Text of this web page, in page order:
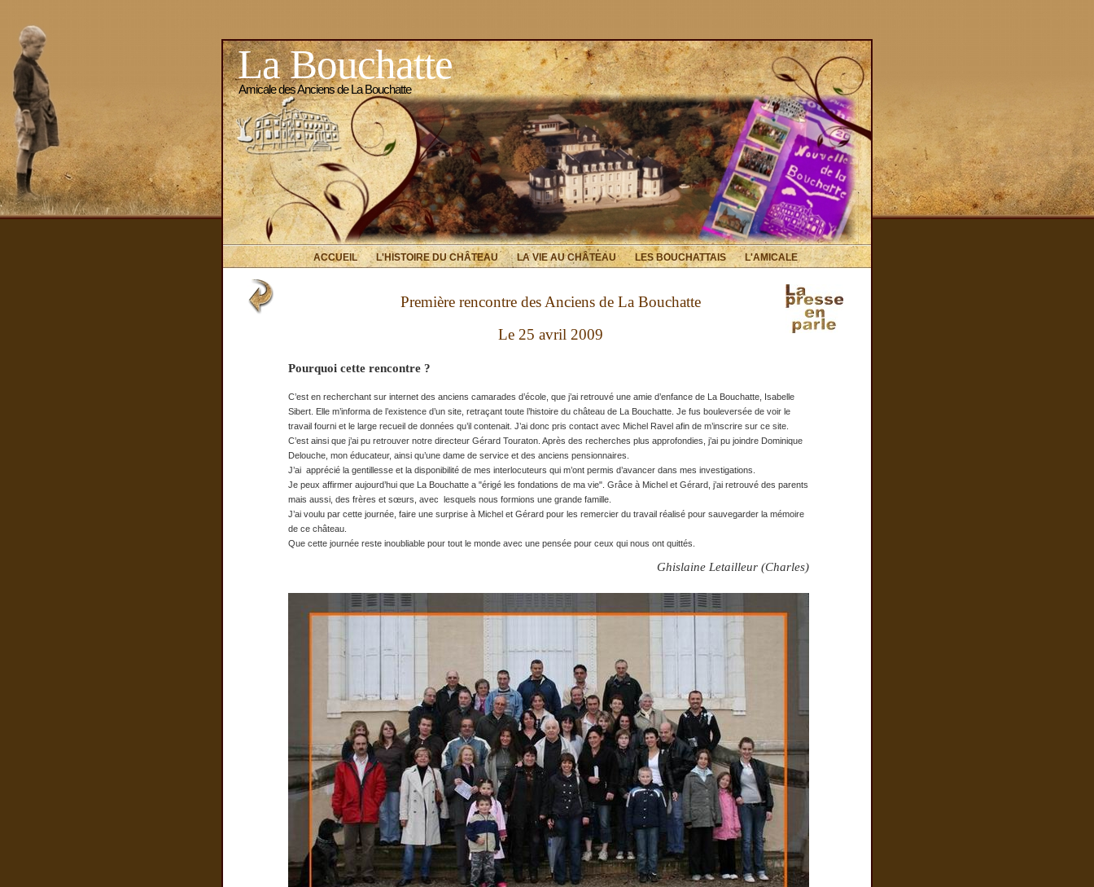
La Bouchatte
Amicale des Anciens de La Bouchatte
ACCUEIL L'HISTOIRE DU CHÂTEAU LA VIE AU CHÂTEAU LES BOUCHATTAIS L'AMICALE
Première rencontre des Anciens de La Bouchatte
Le 25 avril 2009
Pourquoi cette rencontre ?
C’est en recherchant sur internet des anciens camarades d’école, que j’ai retrouvé une amie d’enfance de La Bouchatte, Isabelle
Sibert. Elle m’informa de l’existence d’un site, retraçant toute l’histoire du château de La Bouchatte. Je fus bouleversée de voir le
travail fourni et le large recueil de données qu’il contenait. J’ai donc pris contact avec Michel Ravel afin de m’inscrire sur ce site.
C’est ainsi que j’ai pu retrouver notre directeur Gérard Touraton. Après des recherches plus approfondies, j’ai pu joindre Dominique
Delouche, mon éducateur, ainsi qu’une dame de service et des anciens pensionnaires.
J’ai apprécié la gentillesse et la disponibilité de mes interlocuteurs qui m’ont permis d’avancer dans mes investigations.
Je peux affirmer aujourd’hui que La Bouchatte a "érigé les fondations de ma vie". Grâce à Michel et Gérard, j’ai retrouvé des parents
mais aussi, des frères et sœurs, avec lesquels nous formions une grande famille.
J’ai voulu par cette journée, faire une surprise à Michel et Gérard pour les remercier du travail réalisé pour sauvegarder la mémoire
de ce château.
Que cette journée reste inoubliable pour tout le monde avec une pensée pour ceux qui nous ont quittés.
Ghislaine Letailleur (Charles)